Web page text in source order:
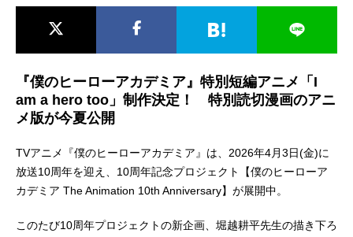
男性声優/女性声優一覧
『僕のヒーローアカデミア』特別短編アニメ「I
am a hero too」制作決定！ 特別読切漫画のアニ
メ版が今夏公開
TVアニメ『僕のヒーローアカデミア』は、2026年4月3日(金)に
放送10周年を迎え、10周年記念プロジェクト【僕のヒーローア
カデミア The Animation 10th Anniversary】が展開中。
このたび10周年プロジェクトの新企画、堀越耕平先生の描き下ろ